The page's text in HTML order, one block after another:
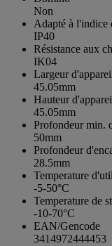
Non
Adapté à l'indice
IP40
Résistance aux
IK04
Largeur
45.05mm
Hauteur
45.05mm
Profondeur min.
50mm
Profondeur
28.5mm
Temperature
-5-50°C
Temperature de
-10-70°C
EAN/Gencode
3414972444453